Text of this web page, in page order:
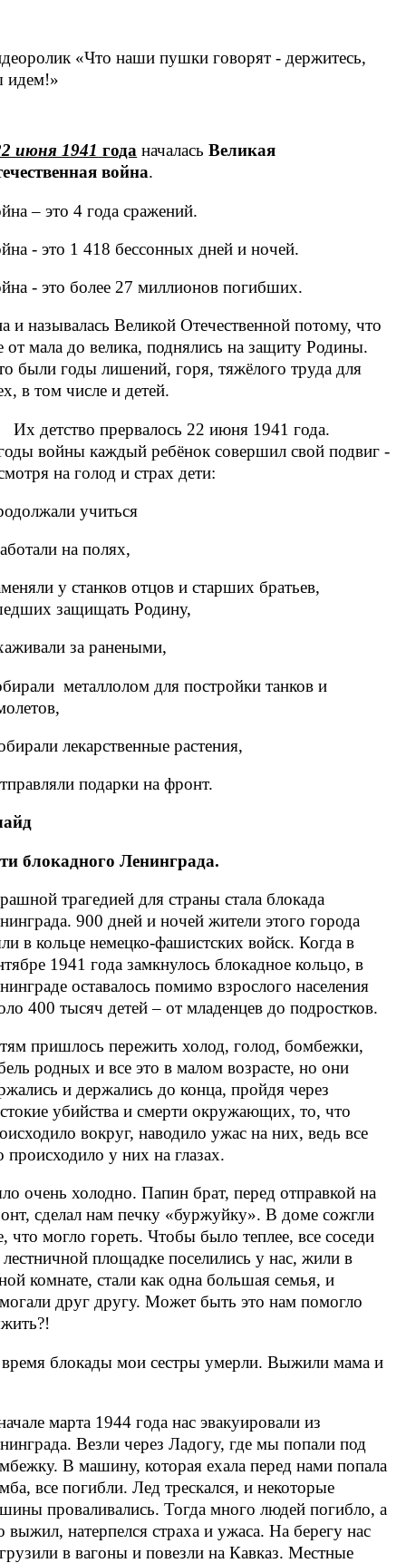
«Что наши пушки говорят - держитесь,
идем!»
июня 1941 года началасьВеликая
война.
– это 4 года сражений.
- это 1 418 бессонных дней и ночей.
- это более 27 миллионов погибших.
и называлась Великой Отечественной потому, что
от мала до велика, поднялись на защиту Родины.
были годы лишений, горя, тяжёлого труда для
в том числе и детей.
Их детство прервалось 22 июня 1941 года.
войны каждый ребёнок совершил свой подвиг -
на голод и страх дети:
учиться
на полях,
у станков отцов и старших братьев,
защищать Родину,
за ранеными,
металлолом для постройки танков и
лекарственные растения,
подарки на фронт.
блокадного Ленинграда.
трагедией для страны стала блокада
900 дней и ночей жители этого города
в кольце немецко-фашистских войск. Когда в
1941 года замкнулось блокадное кольцо, в
оставалось помимо взрослого населения
400 тысяч детей – от младенцев до подростков.
пришлось пережить холод, голод, бомбежки,
родных и все это в малом возрасте, но они
и держались до конца, пройдя через
убийства и смерти окружающих, то, что
вокруг, наводило ужас на них, ведь все
происходило у них на глазах.
очень холодно. Папин брат, перед отправкой на
сделал нам печку «буржуйку». В доме сожгли
что могло гореть. Чтобы было теплее, все соседи
площадке поселились у нас, жили в
комнате, стали как одна большая семья, и
друг другу. Может быть это нам помогло
время блокады мои сестры умерли. Выжили мама и
марта 1944 года нас эвакуировали из
Везли через Ладогу, где мы попали под
В машину, которая ехала перед нами попала
все погибли. Лед трескался, и некоторые
проваливались. Тогда много людей погибло, а
выжил, натерпелся страха и ужаса. На берегу нас
в вагоны и повезли на Кавказ. Местные